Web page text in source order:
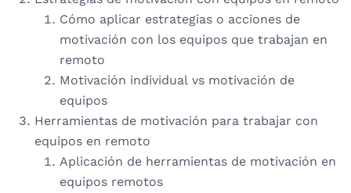
Cómo aplicar estrategias o acciones de
motivación con los equipos que trabajan en
remoto
Motivación individual vs motivación de
equipos
Herramientas de motivación para trabajar con
equipos en remoto
Aplicación de herramientas de motivación en
equipos remotos